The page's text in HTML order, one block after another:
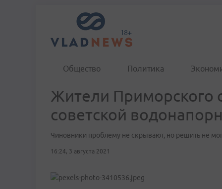
Общество Политика
Жители Приморского
советской
Чиновники проблему не скрывают, но решить не
16:24, 3 августа 2021